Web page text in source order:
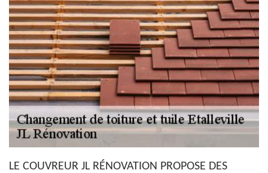
LE COUVREUR JL RÉNOVATION PROPOSE DES